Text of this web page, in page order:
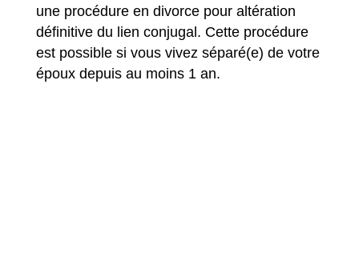
une procédure en divorce pour altération
définitive du lien conjugal. Cette procédure
est possible si vous vivez séparé(e) de votre
époux depuis au moins 1 an.